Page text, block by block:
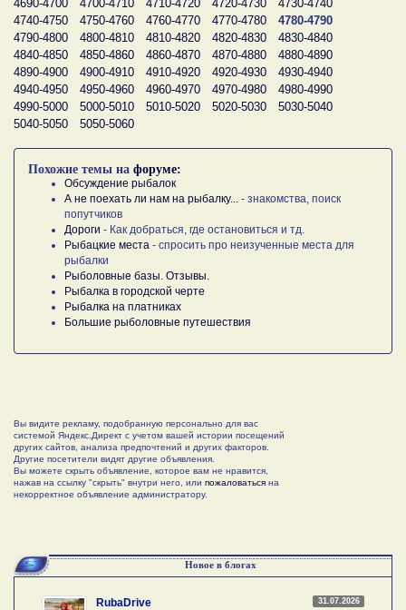
4690-4700
4700-4710 4710-4720 4720-4730
4730-4740
4740-4750
4750-4760 4760-4770 4770-4780
4780-4790
4790-4800
4800-4810 4810-4820 4820-4830
4830-4840
4840-4850
4850-4860 4860-4870 4870-4880
4880-4890
4890-4900
4900-4910 4910-4920 4920-4930
4930-4940
4940-4950
4950-4960 4960-4970 4970-4980
4980-4990
4990-5000
5000-5010 5010-5020 5020-5030
5030-5040
5040-5050
5050-5060
Похожие темы на форуме:
Обсуждение рыбалок
А не поехать ли нам на рыбалку...
- знакомства, поиск
попутчиков
Дороги - Как добраться, где остановиться и тд.
Рыбацкие места - спросить про неизученные места для
рыбалки
Рыболовные базы. Отзывы.
Рыбалка в городской черте
Рыбалка на платниках
Большие рыболовные путешествия
Вы видите рекламу, подобранную персонально для вас
системой Яндекс.Директ с учетом вашей истории посещений
других сайтов, анализа предпочтений и других факторов.
Другие посетители видят другие объявления.
Вы можете скрыть объявление, которое вам не нравится,
нажав на ссылку "скрыть" внутри него, или пожаловаться на
некорректное объявление администратору.
Новое в блогах
31.07.2026
RubaDrive